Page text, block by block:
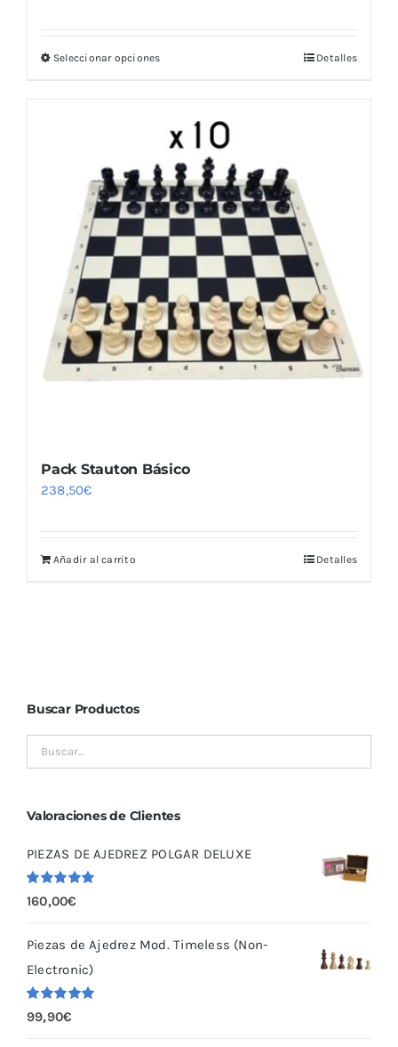
Seleccionar opcionesEste
múltiples
variantes.
Las
opciones
se
pueden
en
la
página
de
Detalles
Pack Stauton Básico
238,50€
Añadir al carrito Detalles
Buscar Productos
Valoraciones de Clientes
PIEZAS DE AJEDREZ POLGAR DELUXE
Valorado
con 5.00
160,00€
Piezas de Ajedrez Mod. Timeless (Non-
Electronic)
Valorado
con 5.00
99,90€